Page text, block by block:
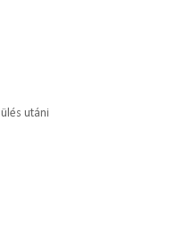
utáni